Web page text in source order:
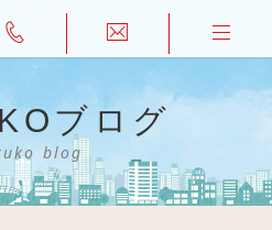
ブログ
blog